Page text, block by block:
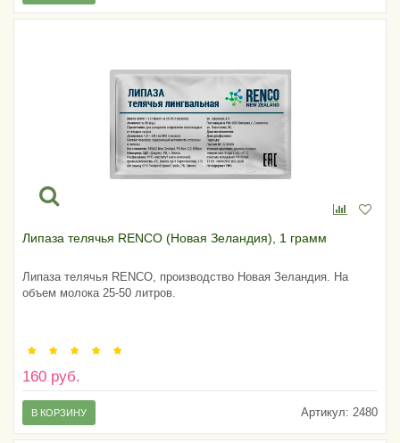
Липаза телячья RENCO (Новая Зеландия), 1 грамм
Липаза телячья RENCO, производство Новая Зеландия. На
объем молока 25-50 литров.
160 руб.
Артикул: 2480
В КОРЗИНУ